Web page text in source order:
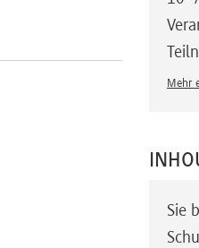
Mehr
Sie